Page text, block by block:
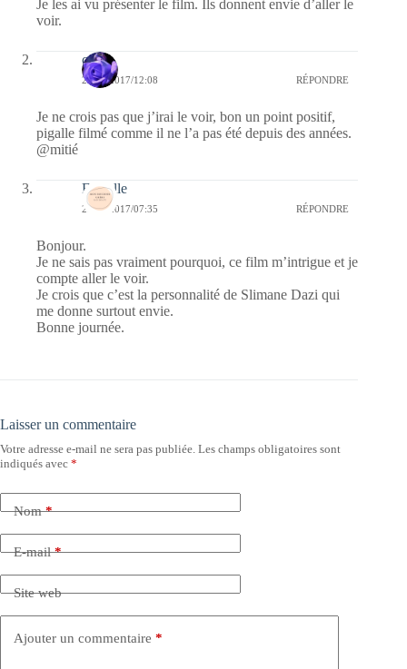
Je les ai vu présenter le film. Ils donnent envie d’aller le
voir.
covix
23/02/2017/12:08 RÉPONDRE
Je ne crois pas que j’irai le voir, bon un point positif,
pigalle filmé comme il ne l’a pas été depuis des années.
@mitié
Esthelle
23/02/2017/07:35 RÉPONDRE
Bonjour.
Je ne sais pas vraiment pourquoi, ce film m’intrigue et je
compte aller le voir.
Je crois que c’est la personnalité de Slimane Dazi qui
me donne surtout envie.
Bonne journée.
Laisser un commentaire
Votre adresse e-mail ne sera pas publiée. Les champs obligatoires sont
indiqués avec *
Nom*
E-mail*
Site web
Ajouter un commentaire *